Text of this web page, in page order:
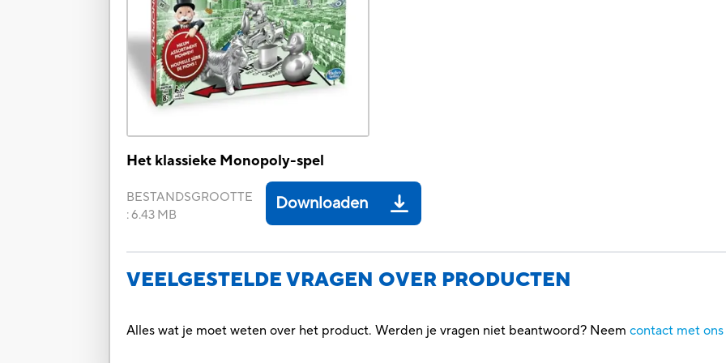
Het klassieke Monopoly-spel
BESTANDSGROOTTE
:6.43 MB
Downloaden
VEELGESTELDE VRAGEN OVER PRODUCTEN
Alles wat je moet weten over het product. Werden je vragen niet beantwoord? Neemcontact met